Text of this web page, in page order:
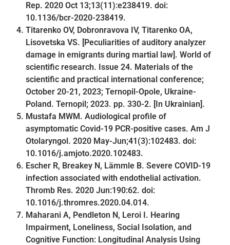
Rep. 2020 Oct 13;13(11):e238419. doi:
10.1136/bcr-2020-238419.
Titarenko OV, Dobronravova IV, Titarenko OA,
Lisovetska VS. [Peculiarities of auditory analyzer
damage in emigrants during martial law]. World of
scientific research. Issue 24. Materials of the
scientific and practical international conference;
October 20-21, 2023; Ternopil-Opole, Ukraine-
Poland. Ternopil; 2023. pp. 330-2. [In Ukrainian].
Mustafa MWM. Audiological profile of
asymptomatic Covid-19 PCR-positive cases. Am J
Otolaryngol. 2020 May-Jun;41(3):102483. doi:
10.1016/j.amjoto.2020.102483.
Escher R, Breakey N, Lämmle B. Severe COVID-19
infection associated with endothelial activation.
Thromb Res. 2020 Jun:190:62. doi:
10.1016/j.thromres.2020.04.014.
Maharani A, Pendleton N, Leroi I. Hearing
Impairment, Loneliness, Social Isolation, and
Cognitive Function: Longitudinal Analysis Using